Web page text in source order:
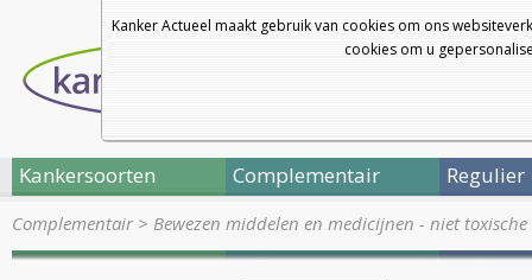
Kanker Actueel maakt gebruik van cookies om ons
cookies om u
Kankersoorten Complementair Regulier
Complementair> Bewezen middelen en medicijnen - niet